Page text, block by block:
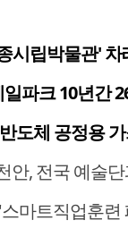
관' 차례로 오픈… 고운동
파크 10년간
체 공정용 가스 '품
국 예술단과 '우리들
트직업훈련 패키